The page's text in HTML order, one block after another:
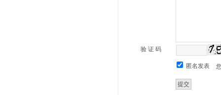
验 证 码
匿名发表